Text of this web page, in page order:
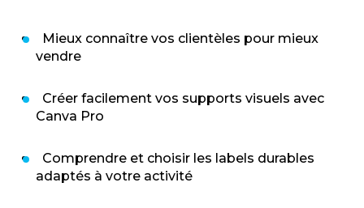
Mieux connaître vos clientèles pour mieux
vendre
Créer facilement vos supports visuels avec
Canva Pro
Comprendre et choisir les labels durables
adaptés à votre activité